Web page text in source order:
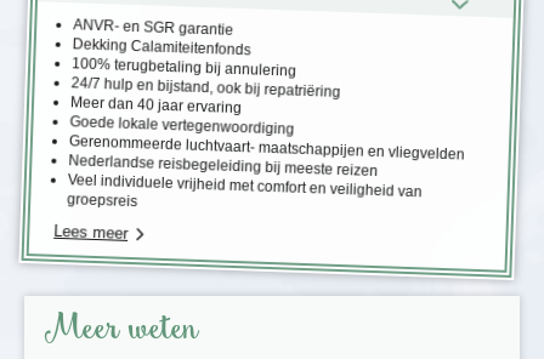
ANVR- en SGR garantie
Dekking Calamiteitenfonds
100% terugbetaling bij annulering
24/7 hulp en bijstand, ook bij repatriëring
Meer dan 40 jaar ervaring
Goede lokale vertegenwoordiging
Gerenommeerde luchtvaart- maatschappijen en vliegvelden
Nederlandse reisbegeleiding bij meeste reizen
Veel individuele vrijheid met comfort en veiligheid van
groepsreis
Lees meer
Meer weten